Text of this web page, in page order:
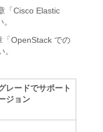
「Cisco Elastic
「OpenStack での
レードでサポート
ジョン